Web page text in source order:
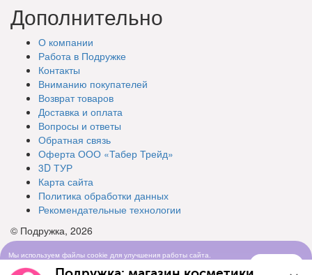
Дополнительно
О компании
Работа в Подружке
Контакты
Вниманию покупателей
Возврат товаров
Доставка и оплата
Вопросы и ответы
Обратная связь
Оферта ООО «Табер Трейд»
3D ТУР
Карта сайта
Политика обработки данных
Рекомендательные технологии
© Подружка, 2026
Мы используем файлы cookie для улучшения работы сайта.